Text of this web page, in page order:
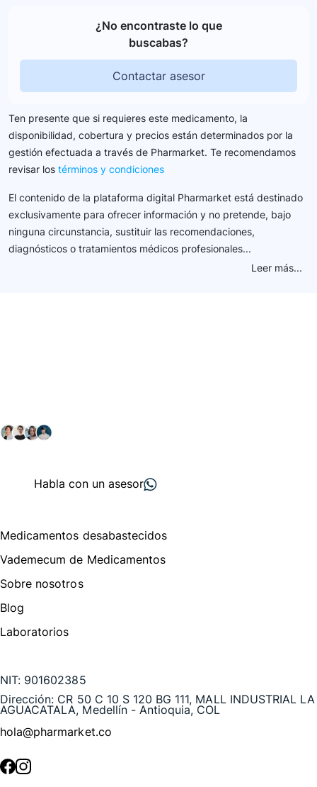
¿No encontraste lo que
buscabas?
Contactar asesor
Ten presente que si requieres este medicamento, la
disponibilidad, cobertura y precios están determinados por la
gestión efectuada a través de Pharmarket. Te recomendamos
revisar los términos y condiciones
El contenido de la plataforma digital Pharmarket está destinado
exclusivamente para ofrecer información y no pretende, bajo
ninguna circunstancia, sustituir las recomendaciones,
diagnósticos o tratamientos médicos profesionales...
Leer más...
Habla con un asesor
Medicamentos desabastecidos
Vademecum de Medicamentos
Sobre nosotros
Blog
Laboratorios
NIT: 901602385
Dirección: CR 50 C 10 S 120 BG 111, MALL INDUSTRIAL LA
AGUACATALA, Medellín - Antioquia, COL
hola@pharmarket.co